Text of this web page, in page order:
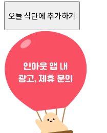
오늘 식단에 추가하기